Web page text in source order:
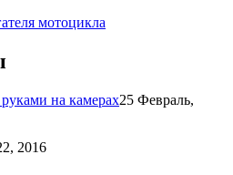
мотоцикла
на камерах25 Февраль,
2016